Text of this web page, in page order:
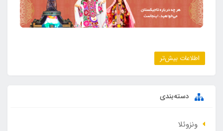
اطلاعات بیش‌تر
دسته‌بندی
ونزوئلا